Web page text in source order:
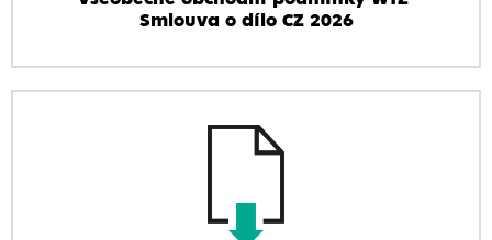
Smlouva o dílo CZ 2026